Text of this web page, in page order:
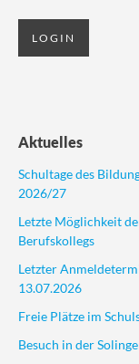
Aktuelles
Schultage des
2026/27
Letzte Möglichkeit
Berufskollegs
Letzter
13.07.2026
Freie Plätze im
Besuch in der